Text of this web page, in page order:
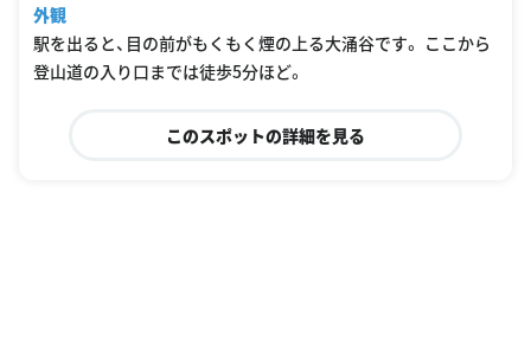
外観
駅を出ると、目の前がもくもく煙の上る大涌谷です。 ここから
登山道の入り口までは徒歩5分ほど。
このスポットの詳細を見る